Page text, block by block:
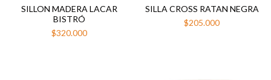
SILLON MADERA LACAR
BISTRÓ
$320.000
SILLA CROSS RATAN NEGRA
$205.000